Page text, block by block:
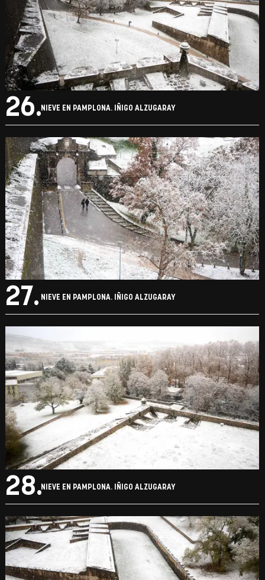
26.NIEVE EN PAMPLONA. IÑIGO ALZUGARAY
27. NIEVE EN PAMPLONA. IÑIGO ALZUGARAY
28.NIEVE EN PAMPLONA. IÑIGO ALZUGARAY